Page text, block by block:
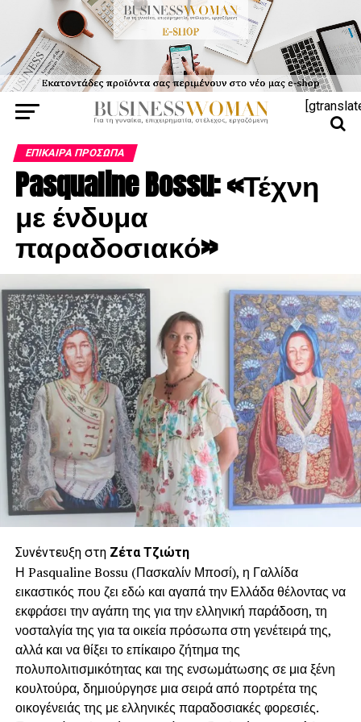
ΕΠΊΚΑΙΡΑ ΠΡΌΣΩΠΑ
Pasqualine Bossu: «Τέχνη
με ένδυμα
παραδοσιακό»
Συνέντευξη στη Ζέτα Τζιώτη
Η Pasqualine Bossu (Πασκαλίν Μποσί), η Γαλλίδα
εικαστικός που ζει εδώ και αγαπά την Ελλάδα θέλοντας να
εκφράσει την αγάπη της για την ελληνική παράδοση, τη
νοσταλγία της για τα οικεία πρόσωπα στη γενέτειρά της,
αλλά και να θίξει το επίκαιρο ζήτημα της
πολυπολιτισμικότητας και της ενσωμάτωσης σε μια ξένη
κουλτούρα, δημιούργησε μια σειρά από πορτρέτα της
οικογένειάς της με ελληνικές παραδοσιακές φορεσιές.